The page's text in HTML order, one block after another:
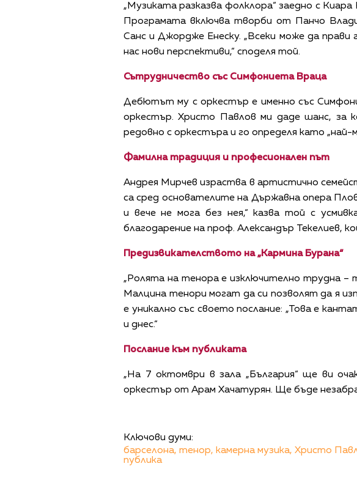
„Музиката разказва фолклора“ заедно с
Програмата включва творби от Панчо
Санс и Джордже Енеску. „Всеки може да
нас нови перспективи,“ споделя той.
Сътрудничество със Симфониета Враца
Дебютът му с оркестър е именно със
оркестър. Христо Павлов ми даде шанс, за
редовно с оркестъра и го определя като „най-
Фамилна традиция и професионален път
Андрея Мирчев израства в артистично
са сред основателите на Държавна опера
и вече не мога без нея,“ казва той с
благодарение на проф. Александър Текелиев,
Предизвикателството на „Кармина Бурана“
„Ролята на тенора е изключително трудна –
Малцина тенори могат да си позволят да я
е уникално със своето послание: „Това е
и днес.“
Послание към публиката
„На 7 октомври в зала „България“ ще ви
оркестър от Арам Хачатурян. Ще бъде
Ключови думи:
барселона, тенор, камерна музика, Христо
публика